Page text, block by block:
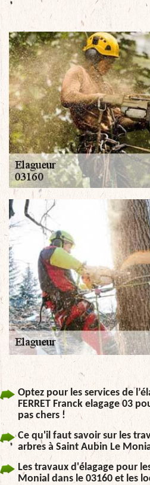
Optez pour les services de
FERRET Franck elagage 03
pas chers !
Ce qu'il faut savoir sur les
arbres à Saint Aubin Le
Les travaux d'élagage pour
Monial dans le 03160 et les